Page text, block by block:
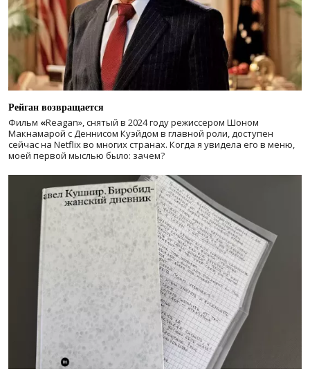
Рейган возвращается
Фильм «Reagan», снятый в 2024 годурежиссером Шоном
Макнамарой с Деннисом Куэйдом в главной роли, доступен
сейчас на Netflix во многих странах. Когда я увидела его в меню,
моей первой мыслью было: зачем?